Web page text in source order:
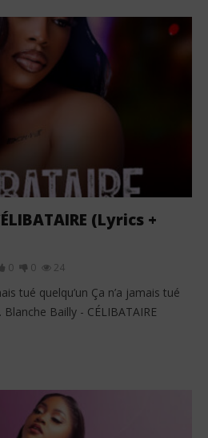
(Lyrics +
0 0 24
tué quelqu’un Ça n’a jamais tué
Blanche Bailly - CÉLIBATAIRE